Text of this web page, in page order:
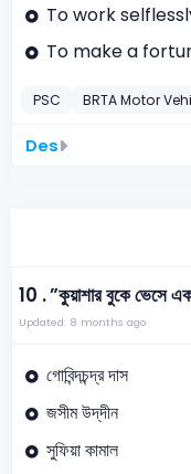
To work
To make a
PSC BRTA Motor
Des
10 .”কুয়াশার বুকে ভেসে
Updated: 8 months ago
গোবিন্দচন্দ্র দাস
জসীম উদ্‌দীন
সুফিয়া কামাল